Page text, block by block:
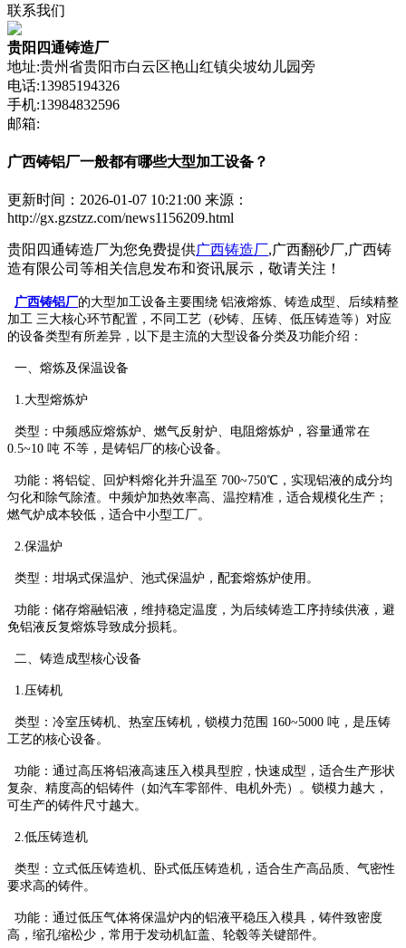
联系我们
贵阳四通铸造厂
地址:贵州省贵阳市白云区艳山红镇尖坡幼儿园旁
电话:13985194326
手机:13984832596
邮箱:
广西铸铝厂一般都有哪些大型加工设备？
更新时间：2026-01-07 10:21:00 来源：
http://gx.gzstzz.com/news1156209.html
贵阳四通铸造厂为您免费提供广西铸造厂,广西翻砂厂,广西铸
造有限公司等相关信息发布和资讯展示，敬请关注！
广西铸铝厂的大型加工设备主要围绕 铝液熔炼、铸造成型、后续精整
加工 三大核心环节配置，不同工艺（砂铸、压铸、低压铸造等）对应
的设备类型有所差异，以下是主流的大型设备分类及功能介绍：
一、熔炼及保温设备
1.大型熔炼炉
类型：中频感应熔炼炉、燃气反射炉、电阻熔炼炉，容量通常在
0.5~10 吨 不等，是铸铝厂的核心设备。
功能：将铝锭、回炉料熔化并升温至 700~750℃，实现铝液的成分均
匀化和除气除渣。中频炉加热效率高、温控精准，适合规模化生产；
燃气炉成本较低，适合中小型工厂。
2.保温炉
类型：坩埚式保温炉、池式保温炉，配套熔炼炉使用。
功能：储存熔融铝液，维持稳定温度，为后续铸造工序持续供液，避
免铝液反复熔炼导致成分损耗。
二、铸造成型核心设备
1.压铸机
类型：冷室压铸机、热室压铸机，锁模力范围 160~5000 吨，是压铸
工艺的核心设备。
功能：通过高压将铝液高速压入模具型腔，快速成型，适合生产形状
复杂、精度高的铝铸件（如汽车零部件、电机外壳）。锁模力越大，
可生产的铸件尺寸越大。
2.低压铸造机
类型：立式低压铸造机、卧式低压铸造机，适合生产高品质、气密性
要求高的铸件。
功能：通过低压气体将保温炉内的铝液平稳压入模具，铸件致密度
高，缩孔缩松少，常用于发动机缸盖、轮毂等关键部件。